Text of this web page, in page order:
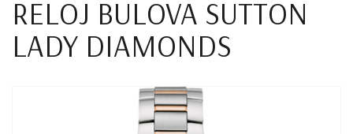
RELOJ BULOVA SUTTON
LADY DIAMONDS